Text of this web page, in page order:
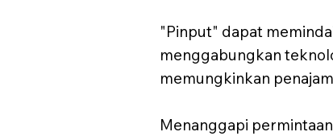
"Pinput" dapat
menggabungkan
memungkinkan
Menanggapi